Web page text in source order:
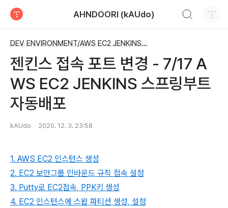
AHNDOORI (kAUdo)
DEV ENVIRONMENT/AWS EC2 JENKINS GITHUB
젠킨스 접속 포트 변경 - 7/17 A
WS EC2 JENKINS 스프링부트
자동배포
kAUdo 2020. 12. 3. 23:58
1. AWS EC2 인스턴스 생성
2. EC2 보안그룹 인바운드 규칙 접속 설정
3. Putty로 EC2접속, PPK키 생성
4. EC2 인스턴스에 스왑 파티션 생성, 설정